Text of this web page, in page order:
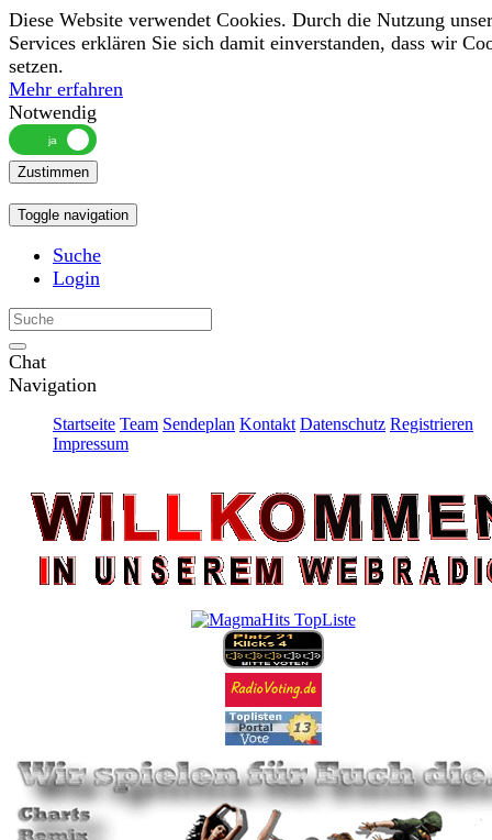
Diese Website verwendet Cookies. Durch die Nutzung
Services erklären Sie sich damit einverstanden, dass wir
setzen.
Mehr erfahren
Notwendig
Zustimmen
Toggle navigation
Suche
Login
Chat
Navigation
Startseite Team Sendeplan Kontakt Datenschutz Registrieren
Impressum